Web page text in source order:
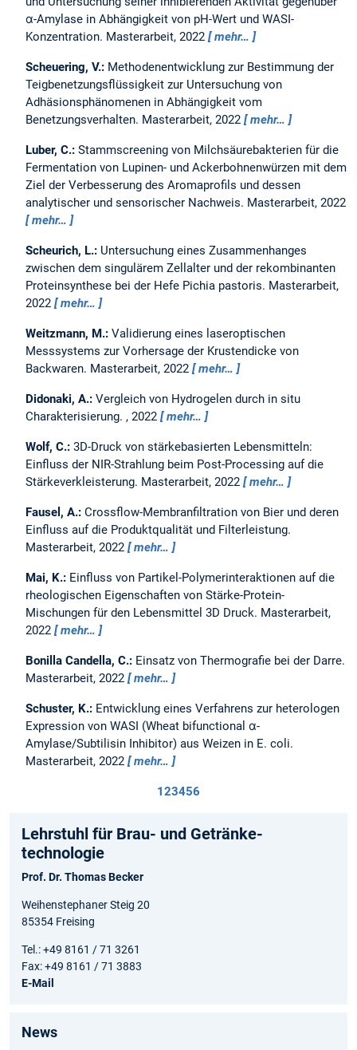
α-Amylase in Abhängigkeit von pH-Wert und WASI-
Konzentration. Masterarbeit, 2022 mehr…
Scheuering, V.: Methodenentwicklung zur Bestimmung der
Teigbenetzungsflüssigkeit zur Untersuchung von
Adhäsionsphänomenen in Abhängigkeit vom
Benetzungsverhalten. Masterarbeit, 2022 mehr…
Luber, C.: Stammscreening von Milchsäurebakterien für die
Fermentation von Lupinen- und Ackerbohnenwürzen mit dem
Ziel der Verbesserung des Aromaprofils und dessen
analytischer und sensorischer Nachweis. Masterarbeit, 2022
mehr…
Scheurich, L.: Untersuchung eines Zusammenhanges
zwischen dem singulärem Zellalter und der rekombinanten
Proteinsynthese bei der Hefe Pichia pastoris. Masterarbeit,
2022
mehr…
Weitzmann, M.: Validierung eines laseroptischen
Messsystems zur Vorhersage der Krustendicke von
Backwaren. Masterarbeit, 2022 mehr…
Didonaki, A.: Vergleich von Hydrogelen durch in situ
Charakterisierung. , 2022 mehr…
Wolf, C.: 3D-Druck von stärkebasierten Lebensmitteln:
Einfluss der NIR-Strahlung beim Post-Processing auf die
Stärkeverkleisterung. Masterarbeit, 2022 mehr…
Fausel, A.: Crossflow-Membranfiltration von Bier und deren
Einfluss auf die Produktqualität und Filterleistung.
Masterarbeit, 2022 mehr…
Mai, K.: Einfluss von Partikel-Polymerinteraktionen auf die
rheologischen Eigenschaften von Stärke-Protein-
Mischungen für den Lebensmittel 3D Druck. Masterarbeit,
2022
mehr…
Bonilla Candella, C.: Einsatz von Thermografie bei der Darre.
Masterarbeit, 2022 mehr…
Schuster, K.: Entwicklung eines Verfahrens zur heterologen
Expression von WASI (Wheat bifunctional α-
Amylase/Subtilisin Inhibitor) aus Weizen in E. coli.
Masterarbeit, 2022 mehr…
1 23456
Lehrstuhl für Brau- und Getränke­
technologie
Prof. Dr. Thomas Becker
Weihenstephaner Steig 20
85354 Freising
Tel.: +49 8161 / 71 3261
Fax: +49 8161 / 71 3883
E-Mail
News